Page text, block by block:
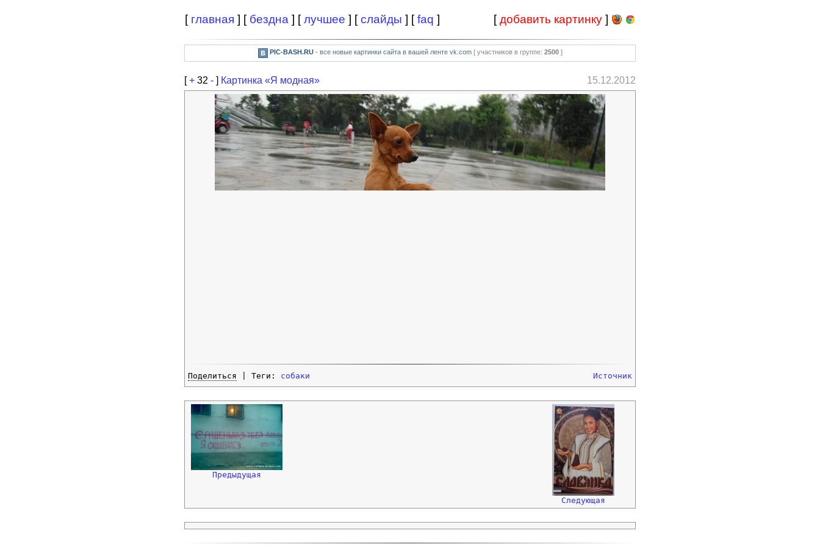
[ главная ] [ бездна ] [лучшее ] [слайды ] [faq ] [добавить картинку ]
PIC-BASH.RU- все новые картинки сайта в вашей ленте vk.com [ участников в группе: 2500]
[+ 32 - ] Картинка «Я модная» 15.12.2012
Источник
Поделиться | Теги: собаки
Предыдущая
Следующая